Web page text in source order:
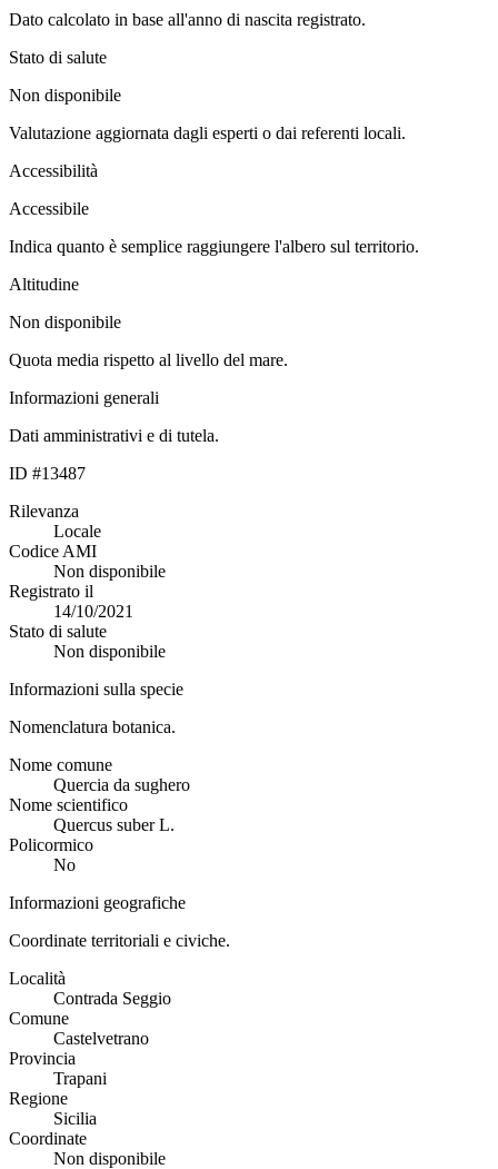
Dato calcolato in base all'anno di nascita registrato.
Stato di salute
Non disponibile
Valutazione aggiornata dagli esperti o dai referenti locali.
Accessibilità
Accessibile
Indica quanto è semplice raggiungere l'albero sul territorio.
Altitudine
Non disponibile
Quota media rispetto al livello del mare.
Informazioni generali
Dati amministrativi e di tutela.
ID #13487
Rilevanza
Locale
Codice AMI
Non disponibile
Registrato il
14/10/2021
Stato di salute
Non disponibile
Informazioni sulla specie
Nomenclatura botanica.
Nome comune
Quercia da sughero
Nome scientifico
Quercus suber L.
Policormico
No
Informazioni geografiche
Coordinate territoriali e civiche.
Località
Contrada Seggio
Comune
Castelvetrano
Provincia
Trapani
Regione
Sicilia
Coordinate
Non disponibile